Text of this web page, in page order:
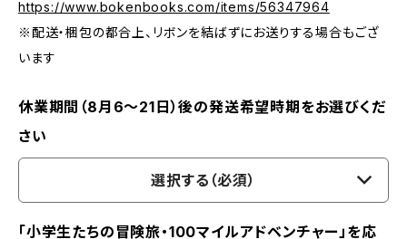
https://www.bokenbooks.com/items/56347964
※配送・梱包の都合上、リボンを結ばずにお送りする場合もござ
います
休業期間（8月6〜21日）後の発送希望時期をお選びくだ
さい
選択する（必須）
「小学生たちの冒険旅・100マイルアドベンチャー」を応